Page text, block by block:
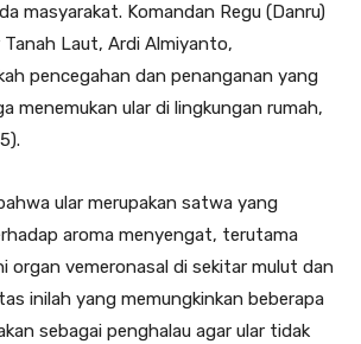
masyarakat. Komandan Regu (Danru)
Tanah Laut, Ardi Almiyanto,
pencegahan dan penanganan yang
menemukan ular di lingkungan rumah,
ular merupakan satwa yang
aroma menyengat, terutama
organ vemeronasal di sekitar mulut dan
inilah yang memungkinkan beberapa
sebagai penghalau agar ular tidak